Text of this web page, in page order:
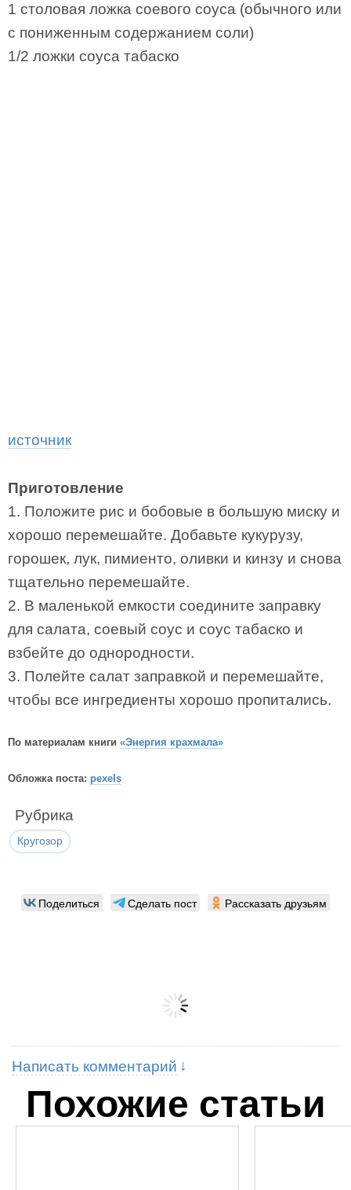
1 столовая ложка соевого соуса (обычного или
с пониженным содержанием соли)
1/2 ложки соуса табаско
источник
Приготовление
1. Положите рис и бобовые в большую миску и
хорошо перемешайте. Добавьте кукурузу,
горошек, лук, пимиенто, оливки и кинзу и снова
тщательно перемешайте.
2. В маленькой емкости соедините заправку
для салата, соевый соус и соус табаско и
взбейте до однородности.
3. Полейте салат заправкой и перемешайте,
чтобы все ингредиенты хорошо пропитались.
По материалам книги «Энергия крахмала»
Обложка поста: pexels
Рубрика
Кругозор
Поделиться Сделать пост Рассказать друзьям
Написать комментарий
Похожие статьи